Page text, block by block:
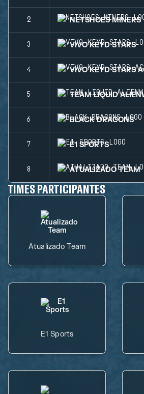
2 NETSHOES MINERS
3 VIVO KEYD STARS
4 VIVO KEYD STARS
5 TEAM LIQUID
6 BLACK DRAGONS
7 E1 SPORTS
8 ATUALIZADO TEAM
TIMES PARTICIPANTES
Atualizado Team
E1 Sports